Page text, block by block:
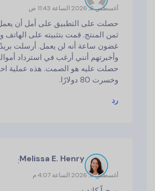
أغسطس 6, 2026 الساعة 11:43 ص
حصلت على التطبيق على أمل أن
ثمن المنتج. قمت بتثبيته على
غضون ساعة أنه لن يعمل. أرسلت بريدًا
وأخبرتهم أنني أرغب في استرداد
حصلت عليه هو الصمت. هذه عملية
وخسرت 80 دولارًا.
رد
Melissa E. Henry
:
أغسطس 6, 2026 الساعة 4:07 م